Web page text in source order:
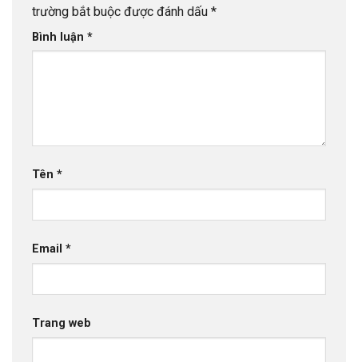
trường bắt buộc được đánh dấu *
Bình luận *
Tên *
Email *
Trang web